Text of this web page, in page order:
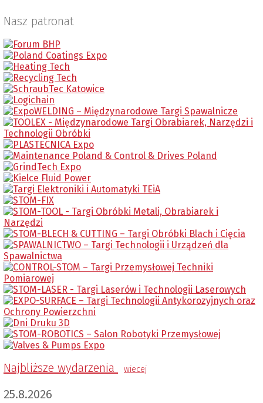
Nasz patronat
Najbliższe wydarzenia wiecej
25.8.2026